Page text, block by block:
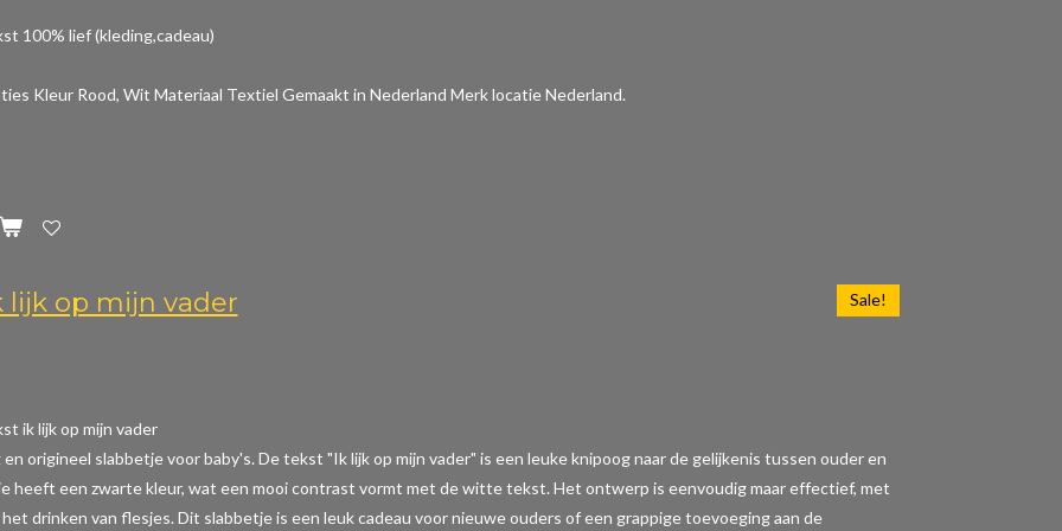
100% lief (kleding,cadeau)
Kleur Rood, Wit Materiaal Textiel Gemaakt in Nederland Merk locatie Nederland.
Sale!
lijk op mijn vader
ik lijk op mijn vader
origineel slabbetje voor baby's. De tekst "Ik lijk op mijn vader" is een leuke knipoog naar de gelijkenis tussen ouder en
heeft een zwarte kleur, wat een mooi contrast vormt met de witte tekst. Het ontwerp is eenvoudig maar effectief, met
drinken van flesjes. Dit slabbetje is een leuk cadeau voor nieuwe ouders of een grappige toevoeging aan de